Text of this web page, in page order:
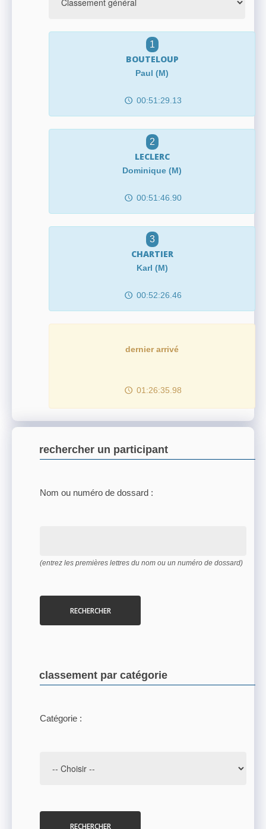
1
BOUTELOUP
Paul (M)
00:51:29.13
2
LECLERC
Dominique (M)
00:51:46.90
3
CHARTIER
Karl (M)
00:52:26.46
dernier arrivé
01:26:35.98
rechercher un participant
Nom ou numéro de dossard :
(entrez les premières lettres du nom ou un numéro de dossard)
RECHERCHER
classement par catégorie
Catégorie :
RECHERCHER